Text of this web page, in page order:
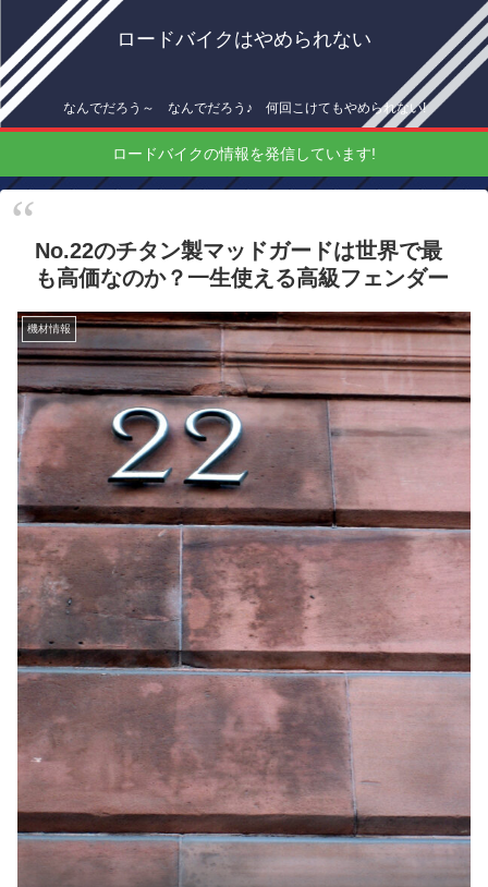
ロードバイクはやめられない
なんでだろう～ なんでだろう♪ 何回こけてもやめられない!
ロードバイクの情報を発信しています!
No.22のチタン製マッドガードは世界で最
も高価なのか？一生使える高級フェンダー
機材情報